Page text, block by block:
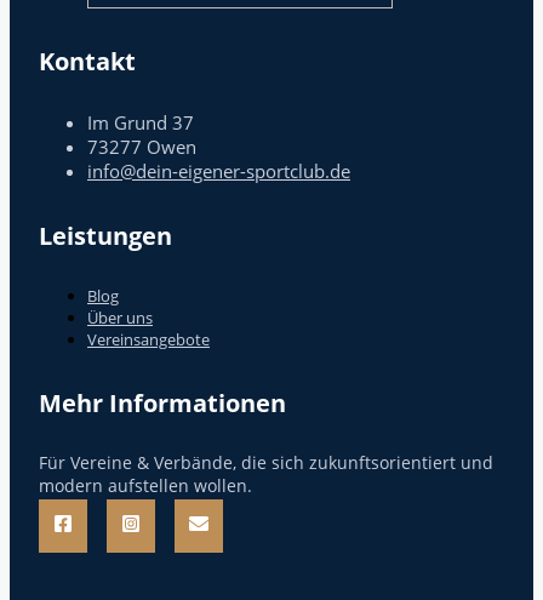
Kontakt
Im Grund 37
73277 Owen
info@dein-eigener-sportclub.de
Leistungen
Blog
Über uns
Vereinsangebote
Mehr Informationen
Für Vereine & Verbände, die sich zukunftsorientiert und
modern aufstellen wollen.